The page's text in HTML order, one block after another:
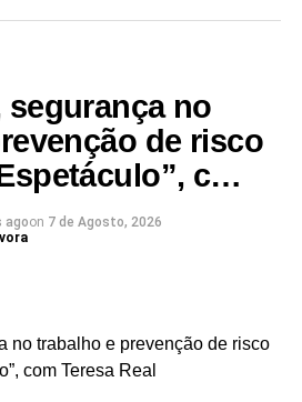
1 na Região Autónoma dos
de 2 milhões e noventa mil
objetivos estratégicos de
fomentar a coesão territorial e o
locais, promovendo a
fruição artística em territórios de
projetos artísticos que
ambiental como princípio
entre arte e ciência
projetos artísticos
que utilizem meios,
no
de risco
c…
agoon 7 de Agosto, 2026
no trabalho e prevenção de risco
com Teresa Real